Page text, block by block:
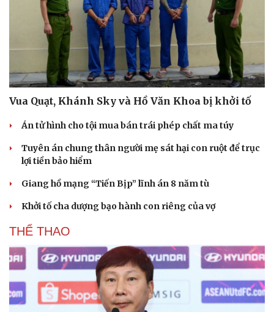
Văn hóa
Giải trí
Vua Quạt, Khánh Sky và Hồ Văn Khoa bị khởi tố
Án tử hình cho tội mua bán trái phép chất ma túy
Tuyên án chung thân người mẹ sát hại con ruột để trục
lợi tiền bảo hiểm
Giang hồ mạng “Tiến Bịp” lĩnh án 8 năm tù
Khởi tố cha dượng bạo hành con riêng của vợ
THỂ THAO